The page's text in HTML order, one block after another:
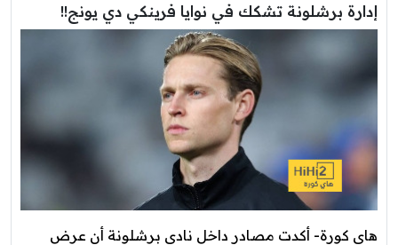
إدارة برشلونة تشكك في نوايا فرينكي دي يونج!!
هاي كورة- أكدت مصادر داخل نادي برشلونة أن عرض